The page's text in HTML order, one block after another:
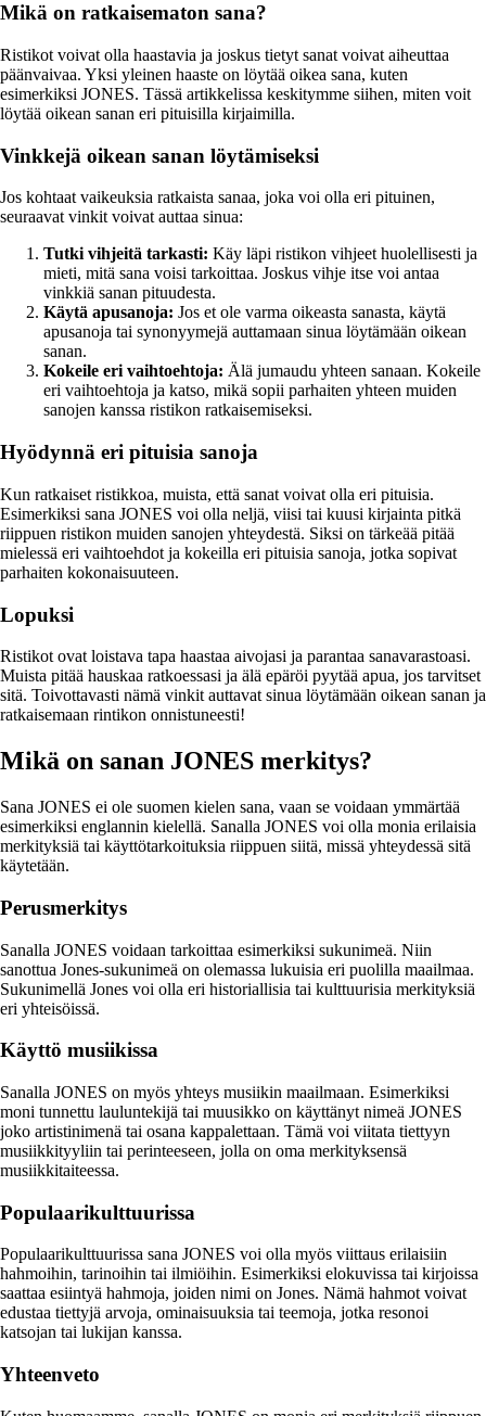
Mikä on ratkaisematon sana?
Ristikot voivat olla haastavia ja joskus tietyt sanat voivat aiheuttaa
päänvaivaa. Yksi yleinen haaste on löytää oikea sana, kuten
esimerkiksi JONES. Tässä artikkelissa keskitymme siihen, miten voit
löytää oikean sanan eri pituisilla kirjaimilla.
Vinkkejä oikean sanan löytämiseksi
Jos kohtaat vaikeuksia ratkaista sanaa, joka voi olla eri pituinen,
seuraavat vinkit voivat auttaa sinua:
Tutki vihjeitä tarkasti: Käy läpi ristikon vihjeet huolellisesti ja
mieti, mitä sana voisi tarkoittaa. Joskus vihje itse voi antaa
vinkkiä sanan pituudesta.
Käytä apusanoja: Jos et ole varma oikeasta sanasta, käytä
apusanoja tai synonyymejä auttamaan sinua löytämään oikean
sanan.
Kokeile eri vaihtoehtoja: Älä jumaudu yhteen sanaan. Kokeile
eri vaihtoehtoja ja katso, mikä sopii parhaiten yhteen muiden
sanojen kanssa ristikon ratkaisemiseksi.
Hyödynnä eri pituisia sanoja
Kun ratkaiset ristikkoa, muista, että sanat voivat olla eri pituisia.
Esimerkiksi sana JONES voi olla neljä, viisi tai kuusi kirjainta pitkä
riippuen ristikon muiden sanojen yhteydestä. Siksi on tärkeää pitää
mielessä eri vaihtoehdot ja kokeilla eri pituisia sanoja, jotka sopivat
parhaiten kokonaisuuteen.
Lopuksi
Ristikot ovat loistava tapa haastaa aivojasi ja parantaa sanavarastoasi.
Muista pitää hauskaa ratkoessasi ja älä epäröi pyytää apua, jos tarvitset
sitä. Toivottavasti nämä vinkit auttavat sinua löytämään oikean sanan ja
ratkaisemaan rintikon onnistuneesti!
Mikä on sanan JONES merkitys?
Sana JONES ei ole suomen kielen sana, vaan se voidaan ymmärtää
esimerkiksi englannin kielellä. Sanalla JONES voi olla monia erilaisia
merkityksiä tai käyttötarkoituksia riippuen siitä, missä yhteydessä sitä
käytetään.
Perusmerkitys
Sanalla JONES voidaan tarkoittaa esimerkiksi sukunimeä. Niin
sanottua Jones-sukunimeä on olemassa lukuisia eri puolilla maailmaa.
Sukunimellä Jones voi olla eri historiallisia tai kulttuurisia merkityksiä
eri yhteisöissä.
Käyttö musiikissa
Sanalla JONES on myös yhteys musiikin maailmaan. Esimerkiksi
moni tunnettu lauluntekijä tai muusikko on käyttänyt nimeä JONES
joko artistinimenä tai osana kappalettaan. Tämä voi viitata tiettyyn
musiikkityyliin tai perinteeseen, jolla on oma merkityksensä
musiikkitaiteessa.
Populaarikulttuurissa
Populaarikulttuurissa sana JONES voi olla myös viittaus erilaisiin
hahmoihin, tarinoihin tai ilmiöihin. Esimerkiksi elokuvissa tai kirjoissa
saattaa esiintyä hahmoja, joiden nimi on Jones. Nämä hahmot voivat
edustaa tiettyjä arvoja, ominaisuuksia tai teemoja, jotka resonoi
katsojan tai lukijan kanssa.
Yhteenveto